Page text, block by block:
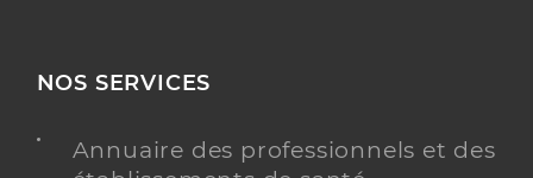
NOS SERVICES
Annuaire des professionnels et des